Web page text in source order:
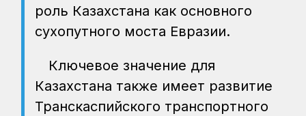
роль Казахстана как основного
сухопутного моста Евразии.
Ключевое значение для
Казахстана также имеет развитие
Транскаспийского транспортного